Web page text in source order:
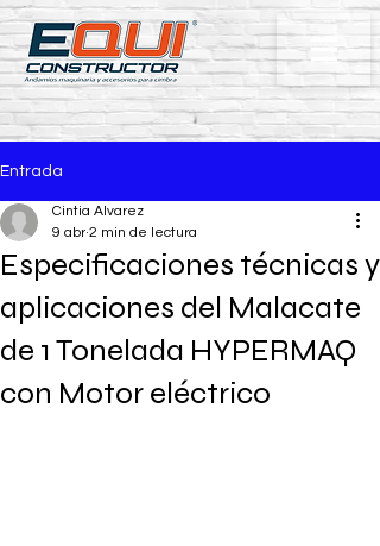
Entrada
Especificaciones técnicas y
aplicaciones del Malacate
de 1 Tonelada HYPERMAQ
con Motor eléctrico
Cintia Alvarez
9 abr 2 min de lectura